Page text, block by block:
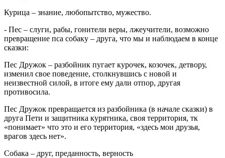
Курица – знание, любопытство, мужество.
- Пес – слуги, рабы, гонители веры, лжеучители, возможно
превращение пса собаку – друга, что мы и наблюдаем в конце
сказки:
Пес Дружок – разбойник пугает курочек, козочек, детвору,
изменил свое поведение, столкнувшись с новой и
неизвестной силой, в итоге ему дали отпор, другая
противосила.
Пес Дружок превращается из разбойника (в начале сказки) в
друга Пети и защитника курятника, своя территория, тк
«понимает» что это и его территория, «здесь мои друзья,
врагов здесь нет».
Собака – друг, преданность, верность